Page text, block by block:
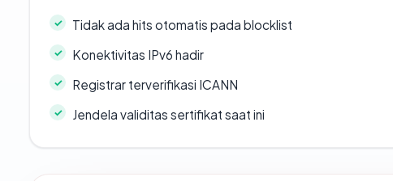
Tidak ada hits otomatis pada blocklist
Konektivitas IPv6 hadir
Registrar terverifikasi ICANN
Jendela validitas sertifikat saat ini